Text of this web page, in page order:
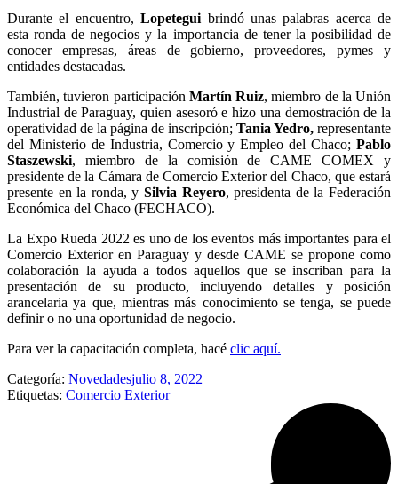
Durante el encuentro,Lopetegui brindó unas palabras acerca de
esta ronda de negocios y la importancia de tener la posibilidad de
conocer empresas, áreas de gobierno, proveedores, pymes y
entidades destacadas.
También, tuvieron participación Martín Ruiz, miembro de la Unión
Industrial de Paraguay, quien asesoró e hizo una demostración de la
operatividad de la página de inscripción; Tania Yedro, representante
del Ministerio de Industria, Comercio y Empleo del Chaco; Pablo
Staszewski, miembro de la comisión de CAME COMEX y
presidente de la Cámara de Comercio Exterior del Chaco, que estará
presente en la ronda, y Silvia Reyero, presidenta de la Federación
Económica del Chaco (FECHACO).
La Expo Rueda 2022 es uno de los eventos más importantes para el
Comercio Exterior en Paraguay y desde CAME se propone como
colaboración la ayuda a todos aquellos que se inscriban para la
presentación de su producto, incluyendo detalles y posición
arancelaria ya que, mientras más conocimiento se tenga, se puede
definir o no una oportunidad de negocio.
Para ver la capacitación completa, hacé clic aquí.
Categoría: Novedadesjulio 8, 2022
Etiquetas: Comercio Exterior